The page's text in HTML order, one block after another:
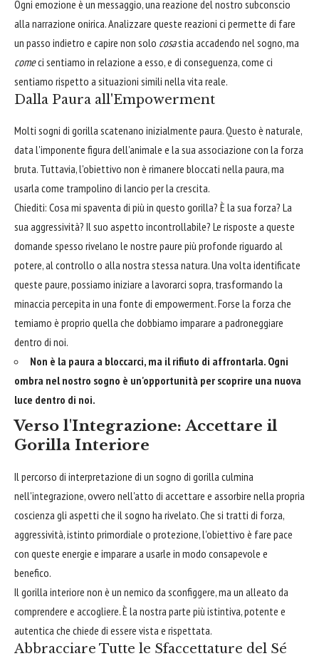
Ogni emozione è un messaggio, una reazione del nostro subconscio
alla narrazione onirica. Analizzare queste reazioni ci permette di fare
un passo indietro e capire non solo cosastia accadendo nel sogno, ma
comeci sentiamo in relazione a esso, e di conseguenza, come ci
sentiamo rispetto a situazioni simili nella vita reale.
Dalla Paura all'Empowerment
Molti sogni di gorilla scatenano inizialmente paura. Questo è naturale,
data l'imponente figura dell'animale e la sua associazione con la forza
bruta. Tuttavia, l'obiettivo non è rimanere bloccati nella paura, ma
usarla come trampolino di lancio per la crescita.
Chiediti: Cosa mi spaventa di più in questo gorilla? È la sua forza? La
sua aggressività? Il suo aspetto incontrollabile? Le risposte a queste
domande spesso rivelano le nostre paure più profonde riguardo al
potere, al controllo o alla nostra stessa natura. Una volta identificate
queste paure, possiamo iniziare a lavorarci sopra, trasformando la
minaccia percepita in una fonte di empowerment. Forse la forza che
temiamo è proprio quella che dobbiamo imparare a padroneggiare
dentro di noi.
Non è la paura a bloccarci, ma il rifiuto di affrontarla. Ogni
ombra nel nostro sogno è un'opportunità per scoprire una nuova
luce dentro di noi.
Verso l'Integrazione: Accettare il
Gorilla Interiore
Il percorso di interpretazione di un sogno di gorilla culmina
nell'integrazione, ovvero nell'atto di accettare e assorbire nella propria
coscienza gli aspetti che il sogno ha rivelato. Che si tratti di forza,
aggressività, istinto primordiale o protezione, l'obiettivo è fare pace
con queste energie e imparare a usarle in modo consapevole e
benefico.
Il gorilla interiore non è un nemico da sconfiggere, ma un alleato da
comprendere e accogliere. È la nostra parte più istintiva, potente e
autentica che chiede di essere vista e rispettata.
Abbracciare Tutte le Sfaccettature del Sé